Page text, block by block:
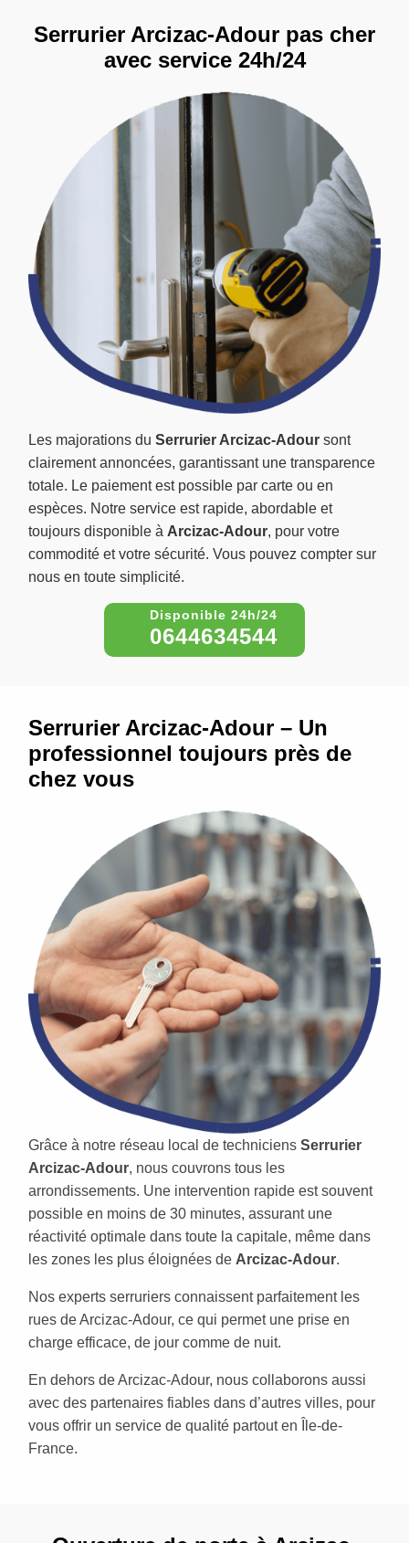
Les majorations du Serrurier Arcizac-Adour sont
clairement annoncées, garantissant une transparence
totale. Le paiement est possible par carte ou en
espèces. Notre service est rapide, abordable et
toujours disponible à Arcizac-Adour, pour votre
commodité et votre sécurité. Vous pouvez compter sur
nous en toute simplicité.
0644634544
Serrurier Arcizac-Adour pas cher
avec service 24h/24
Serrurier Arcizac-Adour – Un
professionnel toujours près de
chez vous
Grâce à notre réseau local de techniciens Serrurier
Arcizac-Adour, nous couvrons tous les
arrondissements. Une intervention rapide est souvent
possible en moins de 30 minutes, assurant une
réactivité optimale dans toute la capitale, même dans
les zones les plus éloignées de Arcizac-Adour.
Nos experts serruriers connaissent parfaitement les
rues de Arcizac-Adour, ce qui permet une prise en
charge efficace, de jour comme de nuit.
En dehors de Arcizac-Adour, nous collaborons aussi
avec des partenaires fiables dans d’autres villes, pour
vous offrir un service de qualité partout en Île-de-
France.